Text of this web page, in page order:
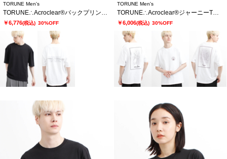
TORUNE Men's
TORUNE∴Acroclear®バックプリントTシャツ
￥6,776(税込) 30%OFF
TORUNE Men's
TORUNE∴Acroclear®ジャーニーTシャツ
￥6,006(税込) 30%OFF